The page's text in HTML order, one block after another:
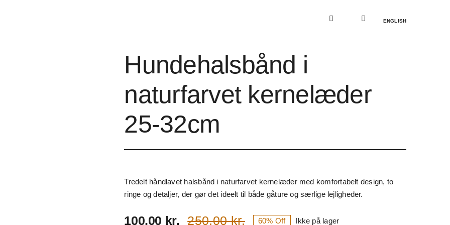
ENGLISH
Hundehalsbånd i
naturfarvet kernelæder
25-32cm
Tredelt håndlavet halsbånd i naturfarvet kernelæder med komfortabelt design, to
ringe og detaljer, der gør det ideelt til både gåture og særlige lejligheder.
250,00kr.
100,00 kr. 60% Off Ikke på lager